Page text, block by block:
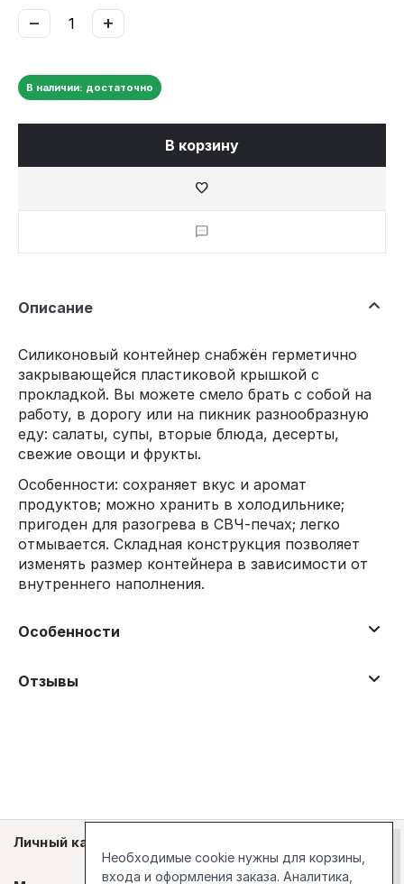
+
−
В наличии: достаточно
В корзину
Описание
Силиконовый контейнер снабжён герметично
закрывающейся пластиковой крышкой с
прокладкой. Вы можете смело брать с собой на
работу, в дорогу или на пикник разнообразную
еду: салаты, супы, вторые блюда, десерты,
свежие овощи и фрукты.
Особенности: сохраняет вкус и аромат
продуктов; можно хранить в холодильнике;
пригоден для разогрева в СВЧ-печах; легко
отмывается. Складная конструкция позволяет
изменять размер контейнера в зависимости от
внутреннего наполнения.
Особенности
Отзывы
Личный кабинет
Необходимые cookie нужны для корзины,
входа и оформления заказа. Аналитика,